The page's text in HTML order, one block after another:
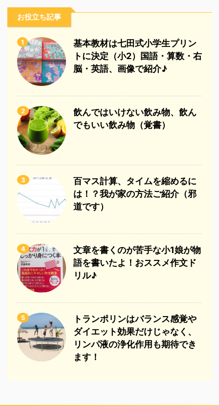
お役立ち記事
1
基本教材は七田式小学生プリン
トに決定（小2）国語・算数・右
脳・英語、画像で紹介♪
2
飲んではいけない飲み物、飲ん
でもいい飲み物（覚書）
3
百マス計算、タイムを縮めるに
は！？我が家の方法ご紹介（邪
道です）
4
文章を書くのが苦手な小1娘が物
語を書いたよ！おススメ作文ド
リル♪
5
トランポリンはバランス感覚や
ダイエット効果だけじゃなく、
リンパ液の浄化作用も期待でき
ます！